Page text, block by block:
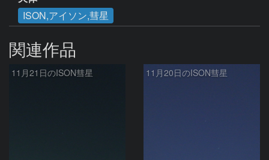
ISON,アイソン,彗星
関連作品
11月21日のISON彗星 11月20日のISON彗星